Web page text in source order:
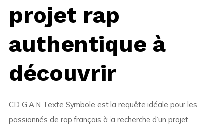
projet rap
authentique à
découvrir
CD G.A.N Texte Symbole est la requête idéale pour les
passionnés de rap français à la recherche d’un projet